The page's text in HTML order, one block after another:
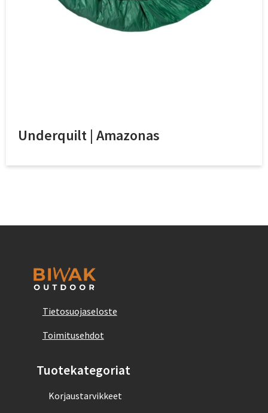
Underquilt | Amazonas
Tietosuojaseloste
Toimitusehdot
Tuotekategoriat
Korjaustarvikkeet